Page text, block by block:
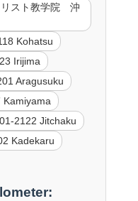
スト教学院 沖
Kohatsu
Irijima
Aragusuku
Kamiyama
2122 Jitchaku
Kadekaru